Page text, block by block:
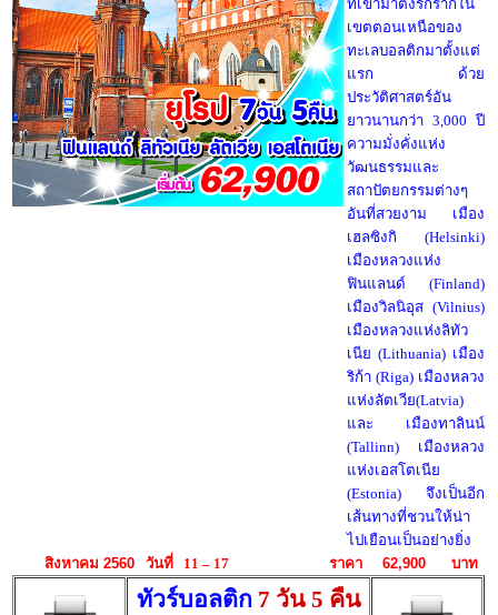
ที่เข้ามาตั้งรกรากใน
เขตตอนเหนือของ
ทะเลบอลติกมาตั้งแต่
แรก ด้วย
ประวัติศาสตร์อัน
ยาวนานกว่า 3,000 ปี
ความมั่งคั่งแห่ง
วัฒนธรรมและ
สถาปัตยกรรมต่างๆ
อันที่สวยงาม เมือง
เฮลซิงกิ (Helsinki)
เมืองหลวงแห่ง
ฟินแลนด์ (Finland)
เมืองวิลนิอุส (Vilnius)
เมืองหลวงแห่งลิทัว
เนีย (Lithuania) เมือง
ริก้า (Riga) เมืองหลวง
แห่งลัตเวีย(Latvia)
และ เมืองทาลินน์
(Tallinn) เมืองหลวง
แห่งเอสโตเนีย
(Estonia) จึงเป็นอีก
เส้นทางที่ชวนให้น่า
ไปเยือนเป็นอย่างยิ่ง
สิงหาคม 2560
วันที่ 11 – 17 ราคา 62,900 บาท
ทัวร์บอลติก 7 วัน 5 คืน